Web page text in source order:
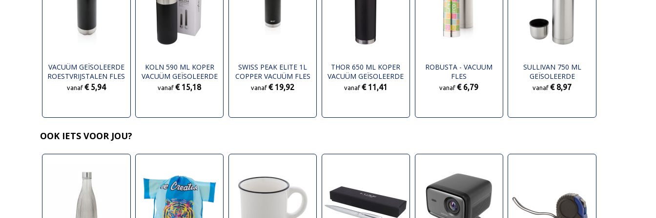
VACUÜM GEÏSOLEERDE
ROESTVRIJSTALEN FLES
vanaf € 5,94
KOLN 590 ML KOPER
VACUÜM GEÏSOLEERDE
DRINKFLES
vanaf€ 15,18
SWISS PEAK ELITE 1L
COPPER VACUÜM FLES
vanaf€ 19,92
THOR 650 ML KOPER
VACUÜM GEÏSOLEERDE
DRINKFLES
vanaf € 11,41
ROBUSTA - VACUUM
FLES
vanaf€ 6,79
SULLIVAN 750 ML
GEÏSOLEERDE
THERMOSFLES
vanaf€ 8,97
OOK IETS VOOR JOU?